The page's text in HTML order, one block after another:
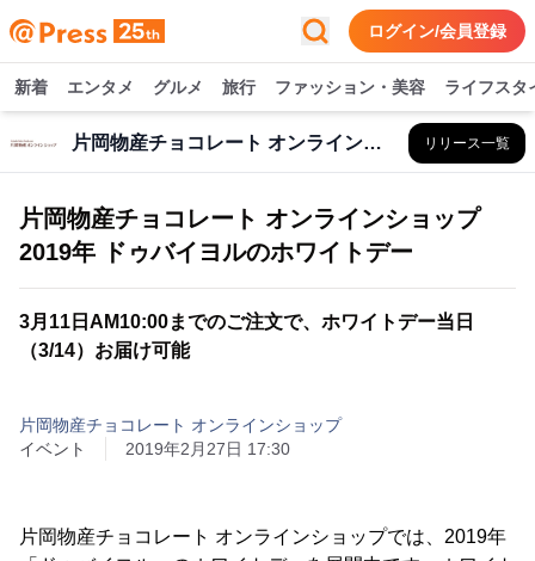
ログイン/会員登録
新着 エンタメ グルメ 旅行 ファッション・美容 ライフスタ
片岡物産チョコレート オンラインショップ リリース一覧
片岡物産チョコレート オンラインショップ
2019年 ドゥバイヨルのホワイトデー
3月11日AM10:00までのご注文で、ホワイトデー当日
（3/14）お届け可能
片岡物産チョコレート オンラインショップ
イベント
2019年2月27日 17:30
片岡物産チョコレート オンラインショップでは、2019年